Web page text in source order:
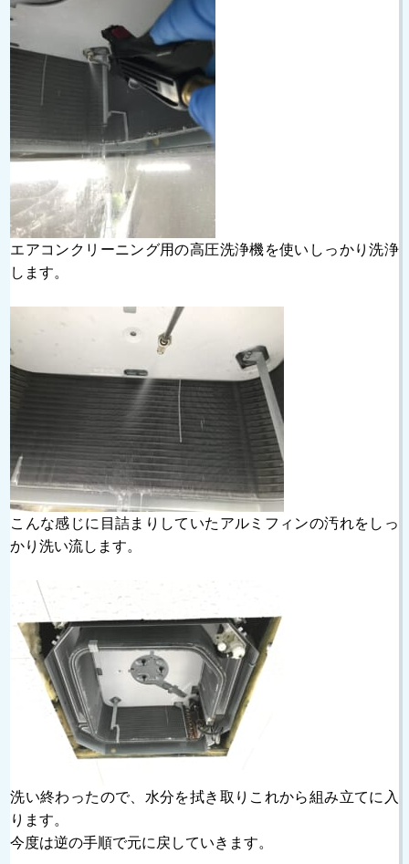
エアコンクリーニング用の高圧洗浄機を使いしっかり洗浄
します。
こんな感じに目詰まりしていたアルミフィンの汚れをしっ
かり洗い流します。
洗い終わったので、水分を拭き取りこれから組み立てに入
ります。
今度は逆の手順で元に戻していきます。